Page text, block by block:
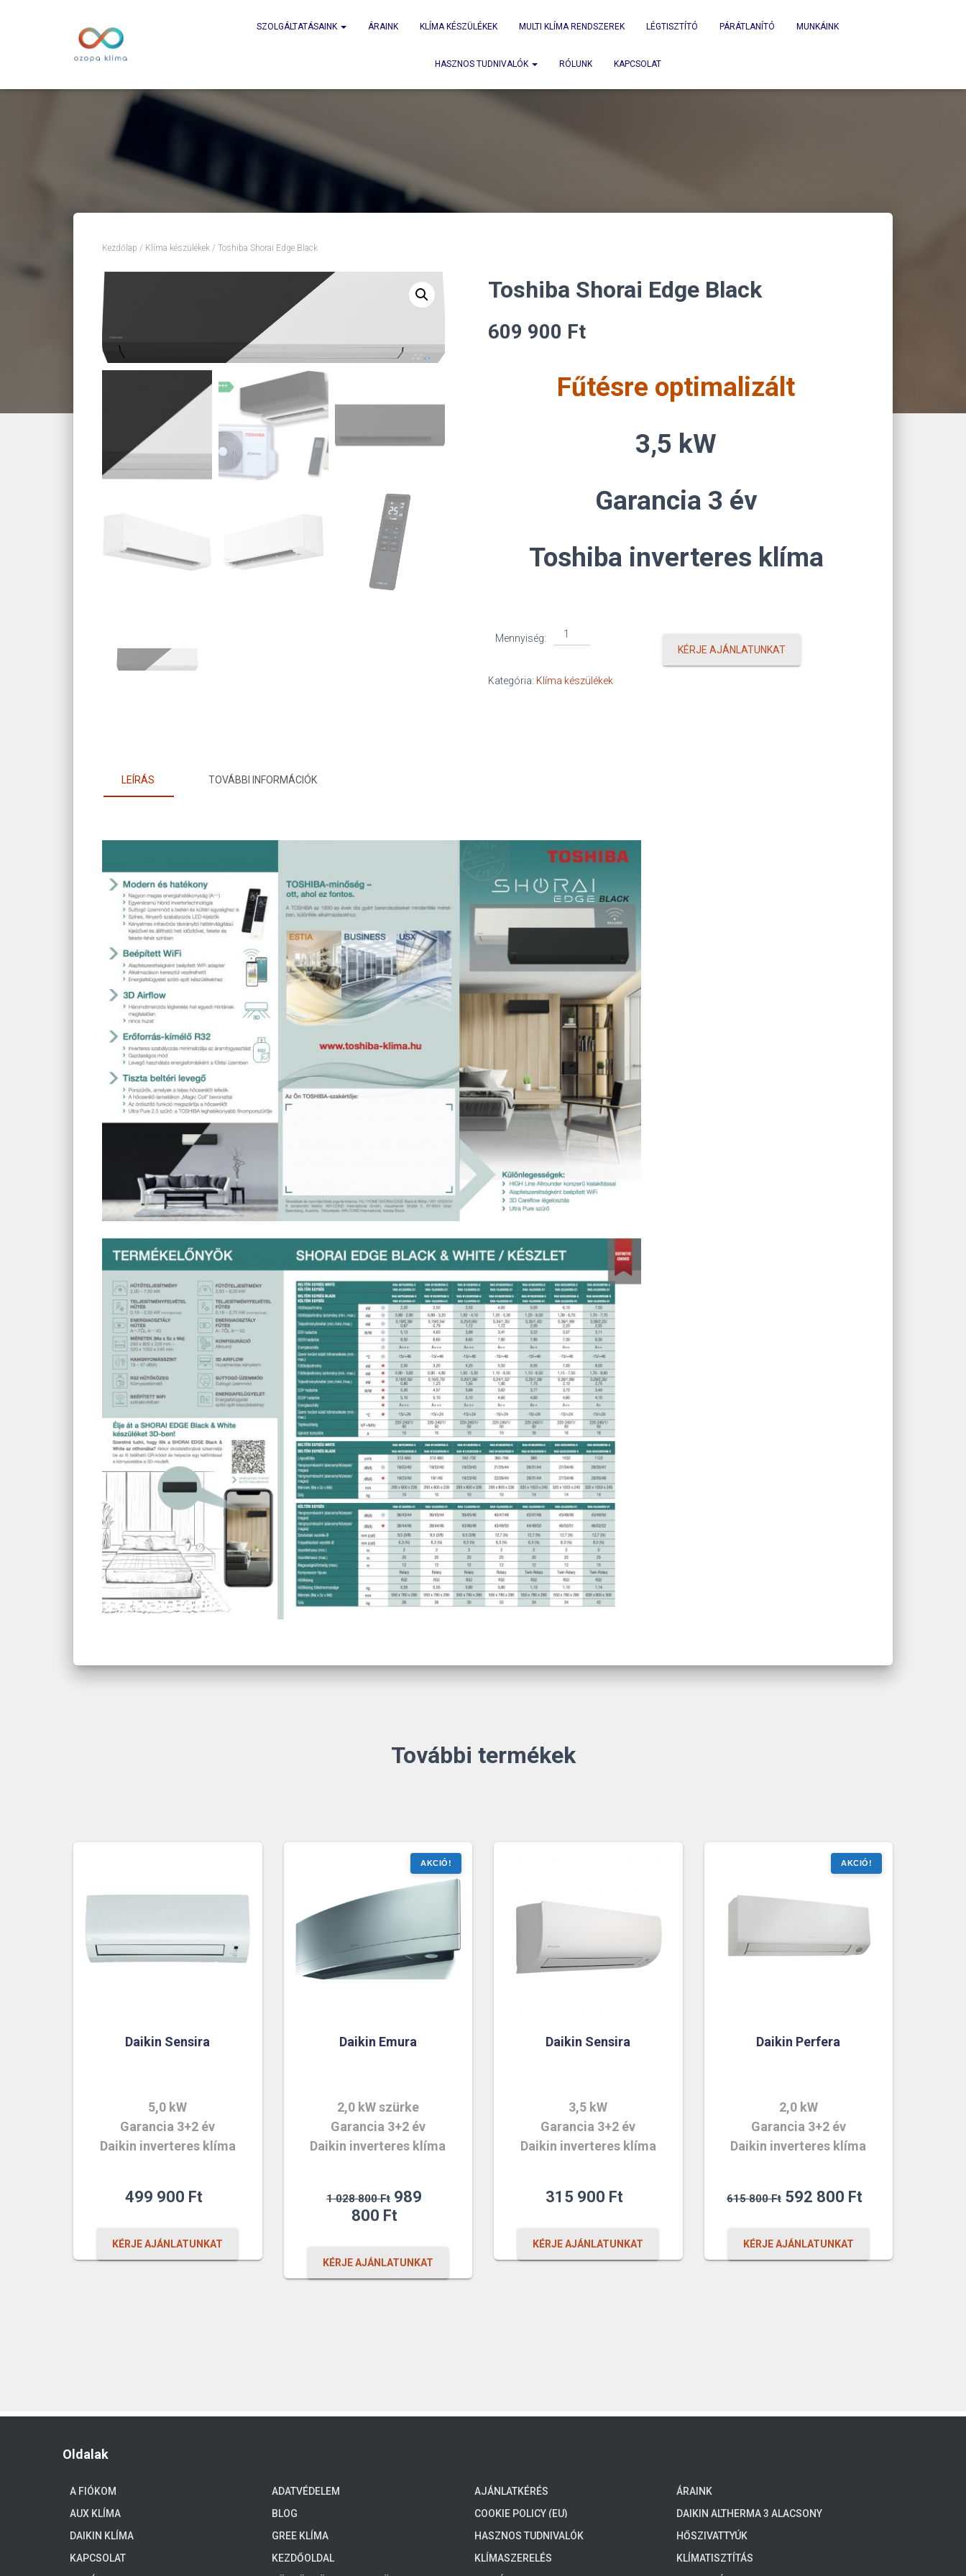
SZOLGÁLTATÁSAINK ÁRAINK KLÍMA KÉSZÜLÉKEK MULTI KLÍMA RENDSZEREK LÉGTISZTÍTÓ PÁRÁTLANÍTÓ MUNKÁINK
HASZNOS TUDNIVALÓK RÓLUNK KAPCSOLAT
Kezdőlap / Klíma készülékek / Toshiba Shorai Edge Black
Toshiba Shorai Edge Black
609 900 Ft
Fűtésre optimalizált
3,5 kW
Garancia 3 év
Toshiba inverteres klíma
Mennyiség:
Toshiba
Shorai
Black
KÉRJE AJÁNLATUNKAT
Kategória: Klíma készülékek
LEÍRÁS TOVÁBBI INFORMÁCIÓK
További termékek
Daikin Sensira
5,0 kW
Garancia 3+2 év
Daikin inverteres klíma
499 900 Ft
KÉRJE AJÁNLATUNKAT
Daikin Emura
2,0 kW szürke
Garancia 3+2 év
Daikin inverteres klíma
1 028 800Ft Original
price
028
989
800 FtCurrent
989
KÉRJE AJÁNLATUNKAT
Daikin Sensira
3,5 kW
Garancia 3+2 év
Daikin inverteres klíma
315 900 Ft
KÉRJE AJÁNLATUNKAT
Daikin Perfera
2,0 kW
Garancia 3+2 év
Daikin inverteres klíma
615 800Ft Original
was:
615
592 800 FtCurrent
KÉRJE AJÁNLATUNKAT
Oldalak
A FIÓKOM ADATVÉDELEM AJÁNLATKÉRÉS
ÁRAINK
AUX KLÍMA
BLOG COOKIE POLICY (EU)
DAIKIN ALTHERMA 3 ALACSONY
HŐMÉRSÉKLETŰ RENDSZEREK, 4-8 KW
DAIKIN KLÍMA GREE KLÍMA HASZNOS TUDNIVALÓK
HŐSZIVATTYÚK
KAPCSOLAT
KEZDŐOLDAL KLÍMASZERELÉS
KLÍMATISZTÍTÁS